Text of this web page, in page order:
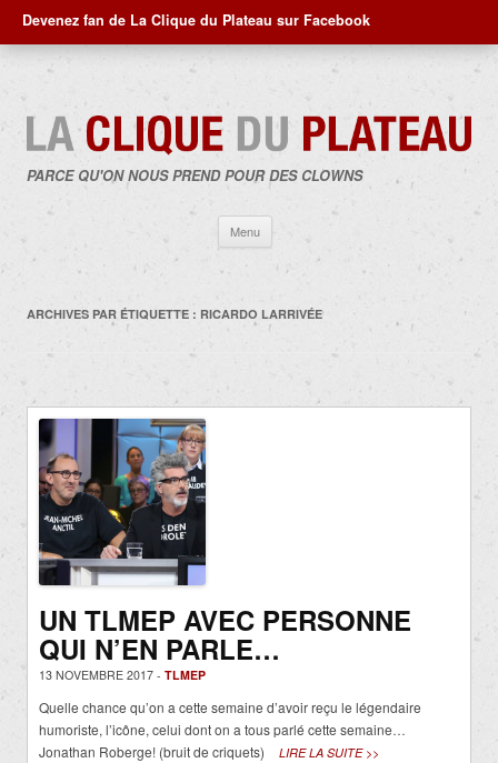
Devenez fan de La Clique du Plateau sur Facebook
PARCE QU'ON NOUS PREND POUR DES CLOWNS
Menu
contenu
ARCHIVES PAR ÉTIQUETTE : RICARDO LARRIVÉE
UN TLMEP AVEC PERSONNE
QUI N’EN PARLE…
13 NOVEMBRE 2017 - TLMEP
Quelle chance qu’on a cette semaine d’avoir reçu le légendaire
humoriste, l’icône, celui dont on a tous parlé cette semaine…
Jonathan Roberge! (bruit de criquets)
LIRE LA SUITE >>